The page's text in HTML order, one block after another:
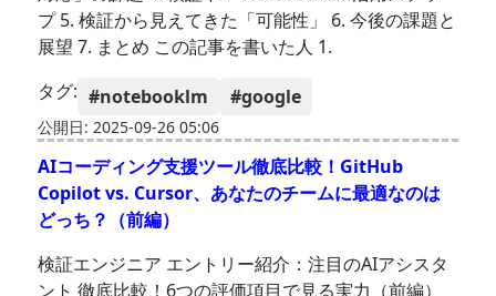
プ 5. 検証から見えてきた「可能性」 6. 今後の課題と
展望 7. まとめ この記事を書いた人 1.
タグ: #notebooklm #google
公開日: 2025-09-26 05:06
AIコーディング支援ツール徹底比較！GitHub
Copilot vs. Cursor、あなたのチームに最適なのは
どっち？（前編）
検証エンジニア エントリー紹介：注目のAIアシスタ
ント 徹底比較！6つの評価項目で見る実力（前編）